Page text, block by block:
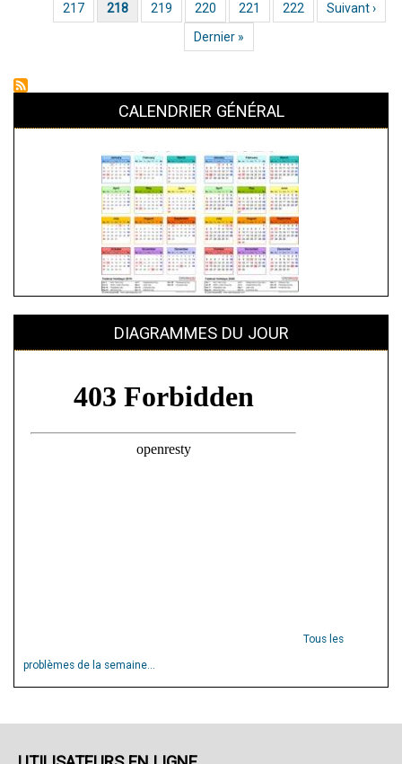
:
Vitré
Page
217 Page actuelle
218 Page
219 Page
220 Page
221 Page
222 Page suivante
Suivant ›
Dernière page
Dernier »
CALENDRIER GÉNÉRAL
DIAGRAMMES DU JOUR
Tous les
problèmes de la semaine...